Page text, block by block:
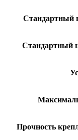
Стандартный
Стандартный
Прочность